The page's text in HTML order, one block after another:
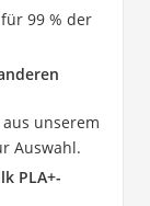
99 % der
unserem
Auswahl.
PLA+-